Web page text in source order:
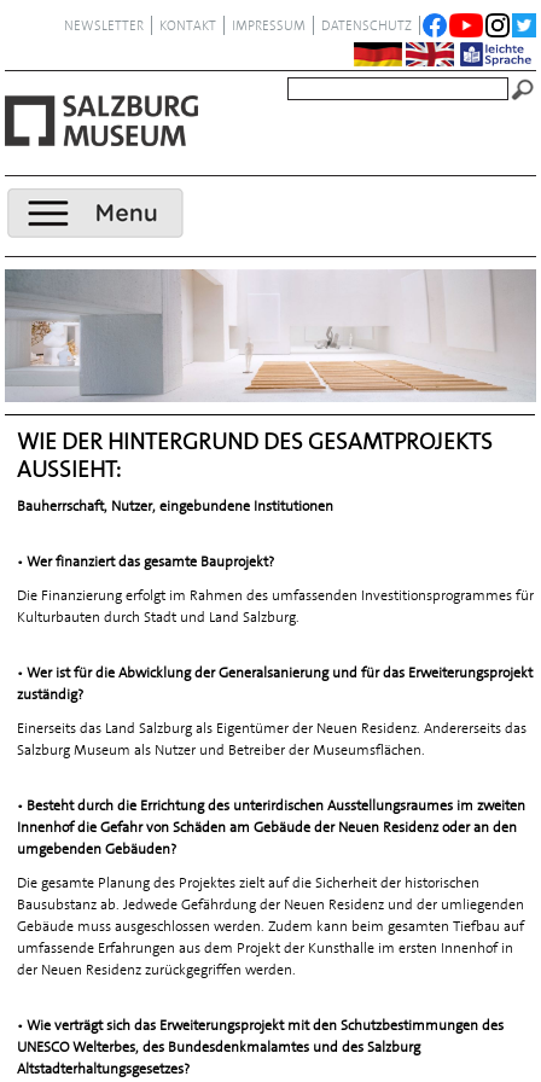
NEWSLETTER KONTAKT IMPRESSUM DATENSCHUTZ
WIE DER HINTERGRUND DES GESAMTPROJEKTS
AUSSIEHT:
Bauherrschaft, Nutzer, eingebundene Institutionen
• Wer finanziert das gesamte Bauprojekt?
Die Finanzierung erfolgt im Rahmen des umfassenden Investitionsprogrammes für
Kulturbauten durch Stadt und Land Salzburg.
• Wer ist für die Abwicklung der Generalsanierung und für das Erweiterungsprojekt
zuständig?
Einerseits das Land Salzburg als Eigentümer der Neuen Residenz. Andererseits das
Salzburg Museum als Nutzer und Betreiber der Museumsflächen.
• Besteht durch die Errichtung des unterirdischen Ausstellungsraumes im zweiten
Innenhof die Gefahr von Schäden am Gebäude der Neuen Residenz oder an den
umgebenden Gebäuden?
Die gesamte Planung des Projektes zielt auf die Sicherheit der historischen
Bausubstanz ab. Jedwede Gefährdung der Neuen Residenz und der umliegenden
Gebäude muss ausgeschlossen werden. Zudem kann beim gesamten Tiefbau auf
umfassende Erfahrungen aus dem Projekt der Kunsthalle im ersten Innenhof in
der Neuen Residenz zurückgegriffen werden.
• Wie verträgt sich das Erweiterungsprojekt mit den Schutzbestimmungen des
UNESCO Welterbes, des Bundesdenkmalamtes und des Salzburg
Altstadterhaltungsgesetzes?